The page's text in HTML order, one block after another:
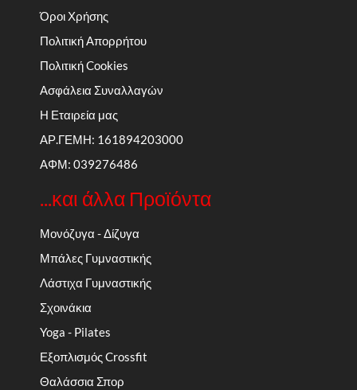
Όροι Χρήσης
Πολιτική Απορρήτου
Πολιτική Cookies
Ασφάλεια Συναλλαγών
Η Εταιρεία μας
ΑΡ.ΓΕΜΗ: 161894203000
ΑΦΜ: 039276486
...και άλλα Προϊόντα
Μονόζυγα - Δίζυγα
Μπάλες Γυμναστικής
Λάστιχα Γυμναστικής
Σχοινάκια
Yoga - Pilates
Εξοπλισμός Crossfit
Θαλάσσια Σπορ